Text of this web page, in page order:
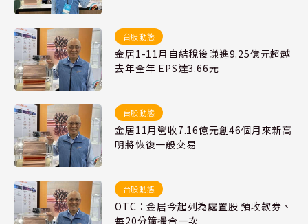
台股動態
金居1-11月自結稅後賺進9.25億元超越
去年全年 EPS達3.66元
台股動態
金居11月營收7.16億元創46個月來新高
明將恢復一般交易
台股動態
OTC：金居今起列為處置股 預收款券、
每20分鐘撮合一次